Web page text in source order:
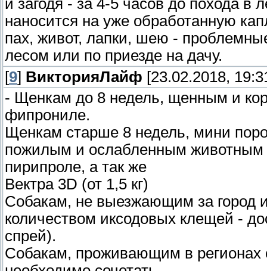
и загодя - за 4-5 часов до похода в
наносится на уже обработанную
пах, живот, лапки, шею -
лесом или по приезде на дачу.
[9] ВикторияЛайф [23.02.2018,
- Щенкам до 8 недель, щенным и
фипрониле.
Щенкам старше 8 недель, мини
пожилым и ослабленным животным
пирипроле, а так же
Вектра 3D (от 1,5 кг)
Собакам, не выезжающим за город
количеством иксодовых клещей -
спрей).
Собакам, проживающим в регионах